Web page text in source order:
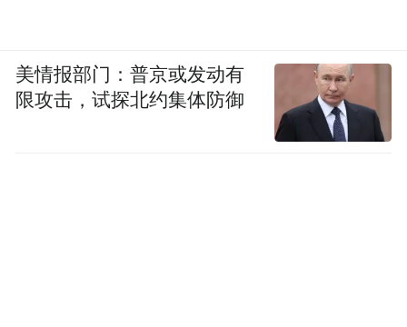
美情报部门：普京或发动有
限攻击，试探北约集体防御